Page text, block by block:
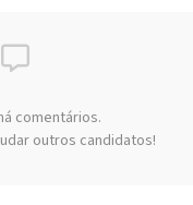
comentários.
outros candidatos!